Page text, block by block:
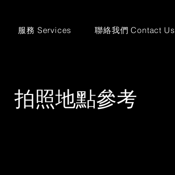
服務 Services 聯絡我們 Contact Us
拍照地點參考